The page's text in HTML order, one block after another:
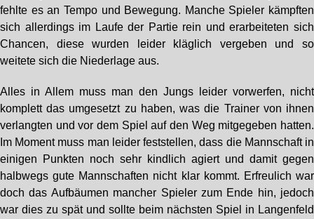
fehlte es an Tempo und Bewegung. Manche Spieler kämpften
sich allerdings im Laufe der Partie rein und erarbeiteten sich
Chancen, diese wurden leider kläglich vergeben und so
weitete sich die Niederlage aus.
Alles in Allem muss man den Jungs leider vorwerfen, nicht
komplett das umgesetzt zu haben, was die Trainer von ihnen
verlangten und vor dem Spiel auf den Weg mitgegeben hatten.
Im Moment muss man leider feststellen, dass die Mannschaft in
einigen Punkten noch sehr kindlich agiert und damit gegen
halbwegs gute Mannschaften nicht klar kommt. Erfreulich war
doch das Aufbäumen mancher Spieler zum Ende hin, jedoch
war dies zu spät und sollte beim nächsten Spiel in Langenfeld